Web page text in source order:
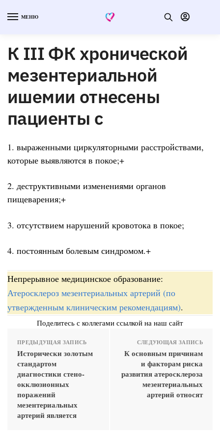
МЕНЮ
К III ФК хронической
мезентериальной
ишемии отнесены
пациенты с
1. выраженными циркуляторными расстройствами,
которые выявляются в покое;+
2. деструктивными изменениями органов
пищеварения;+
3. отсутствием нарушений кровотока в покое;
4. постоянным болевым синдромом.+
Непрерывное медицинское образование:
Атеросклероз мезентериальных артерий (по
утвержденным клиническим рекомендациям).
Поделитесь с коллегами ссылкой на наш сайт
ПРЕДЫДУЩАЯ ЗАПИСЬ
Исторически золотым
стандартом
диагностики стено-
окклюзионных
поражений
мезентериальных
артерий является
СЛЕДУЮЩАЯ ЗАПИСЬ
К основным причинам
и факторам риска
развития атеросклероза
мезентериальных
артерий относят